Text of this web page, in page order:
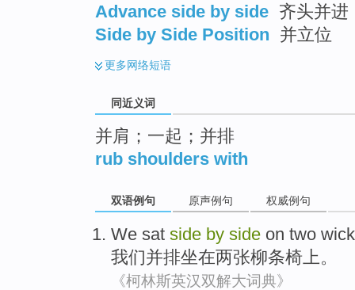
Advance side by side 齐头并进
Side by Side Position 并立位
更多网络短语
同近义词
并肩；一起；并排
rub shoulders with
双语例句 原声例句 权威例句
We sat side by side on two
我们并排坐在两张柳条椅上。
《柯林斯英汉双解大词典》